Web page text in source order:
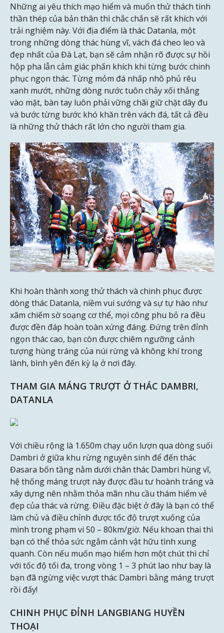
Những ai yêu thích mạo hiểm và muốn thử thách tinh
thần thép của bản thân thì chắc chắn sẽ rất khích với
trải nghiệm này. Với địa điểm là thác Datanla, một
trong những dòng thác hùng vĩ, vách đá cheo leo và
đẹp nhất của Đà Lạt, bạn sẽ cảm nhận rõ được sự hồi
hộp pha lẫn cảm giác phấn khích khi từng bước chinh
phục ngọn thác. Từng mỏm đá nhấp nhô phủ rêu
xanh mướt, những dòng nước tuôn chảy xối thẳng
vào mặt, bàn tay luôn phải vững chãi giữ chặt dây đu
và bước từng bước khó khăn trên vách đá, tất cả đều
là những thử thách rất lớn cho người tham gia.
Khi hoàn thành xong thử thách và chinh phục được
dòng thác Datanla, niềm vui sướng và sự tự hào như
xâm chiếm sờ soạng cơ thể, mọi công phu bỏ ra đều
được đền đáp hoàn toàn xứng đáng. Đứng trên đỉnh
ngọn thác cao, bạn còn được chiêm ngưỡng cảnh
tượng hùng tráng của núi rừng và không khí trong
lành, bình yên đến kỳ lạ ở nơi đây.
THAM GIA MÁNG TRƯỢT Ở THÁC DAMBRI,
DATANLA
Với chiều rộng là 1.650m chạy uốn lượn qua dòng suối
Dambri ở giữa khu rừng nguyên sinh để đến thác
Đasara bốn tầng nằm dưới chân thác Dambri hùng vĩ,
hệ thống máng trượt này được đầu tư hoành tráng và
xây dựng nên nhằm thỏa mãn nhu cầu thám hiểm vẻ
đẹp của thác và rừng. Điều đặc biệt ở đây là bạn có thể
làm chủ và điều chỉnh được tốc độ trượt xuống của
mình trong phạm vi 50 – 80km/giờ. Nếu khoan thai thì
bạn có thể thỏa sức ngắm cảnh vật hữu tình xung
quanh. Còn nếu muốn mạo hiểm hơn một chút thì chỉ
với tốc độ tối đa, trong vòng 1 – 3 phút lao như bay là
bạn đã ngừng việc vượt thác Dambri bằng máng trượt
rồi đấy!
CHINH PHỤC ĐỈNH LANGBIANG HUYỀN
THOẠI